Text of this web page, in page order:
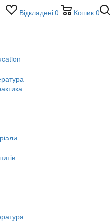
Відкладені 0 Кошик 0